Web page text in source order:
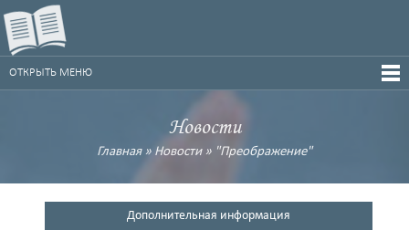
ОТКРЫТЬ МЕНЮ
Новости
Главная» Новости» "Преображение"
Дополнительная информация